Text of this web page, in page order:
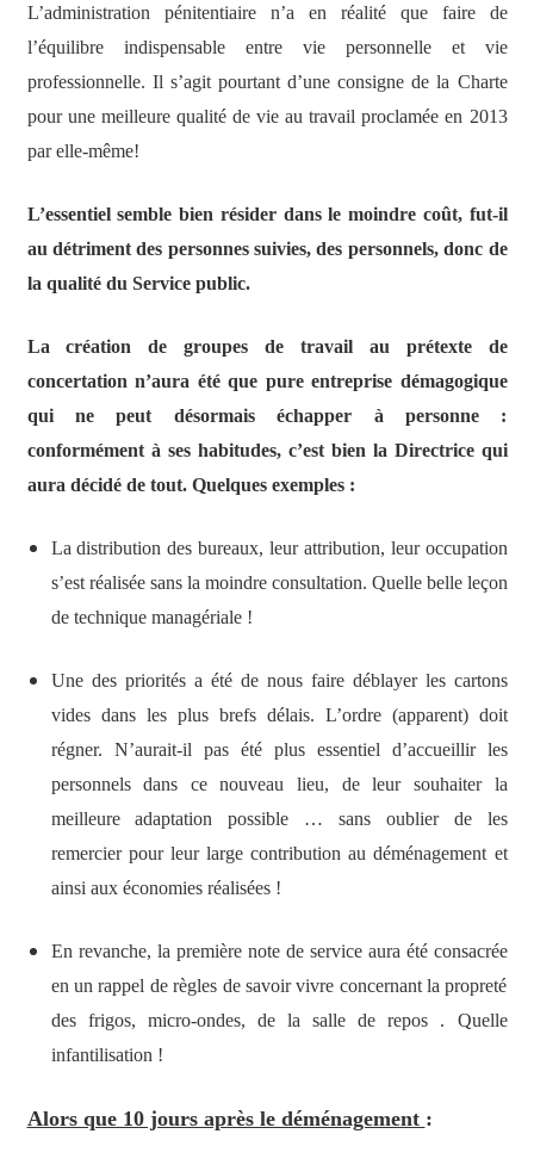
L’administration pénitentiaire n’a en réalité que faire de
l’équilibre indispensable entre vie personnelle et vie
professionnelle. Il s’agit pourtant d’une consigne de la Charte
pour une meilleure qualité de vie au travail proclamée en 2013
par elle-même!
L’essentiel semble bien résider dans le moindre coût, fut-il
au détriment des personnes suivies, des personnels, donc de
la qualité du Service public.
La création de groupes de travail au prétexte de
concertation n’aura été que pure entreprise démagogique
qui ne peut désormais échapper à personne :
conformément à ses habitudes, c’est bien la Directrice qui
aura décidé de tout. Quelques exemples :
La distribution des bureaux, leur attribution, leur occupation
s’est réalisée sans la moindre consultation. Quelle belle leçon
de technique managériale !
Une des priorités a été de nous faire déblayer les cartons
vides dans les plus brefs délais. L’ordre (apparent) doit
régner. N’aurait-il pas été plus essentiel d’accueillir les
personnels dans ce nouveau lieu, de leur souhaiter la
meilleure adaptation possible … sans oublier de les
remercier pour leur large contribution au déménagement et
ainsi aux économies réalisées !
En revanche, la première note de service aura été consacrée
en un rappel de règles de savoir vivre concernant la propreté
des frigos, micro-ondes, de la salle de repos . Quelle
infantilisation !
Alors que 10 jours après le déménagement :